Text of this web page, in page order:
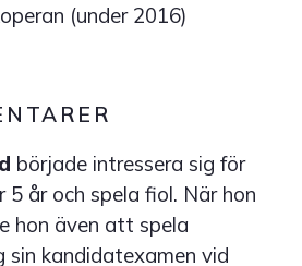
(under 2016)
började intressera sig för
5 år och spela fiol. När hon
hon även att spela
sin kandidatexamen vid